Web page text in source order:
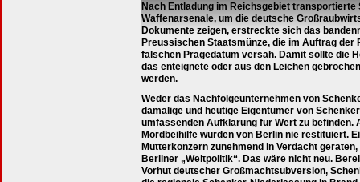
Nach Entladung im Reichsgebiet
Waffenarsenale, um die deutsche
Dokumente zeigen, erstreckte sich das
Preussischen Staatsmünze, die im Auftrag
falschen Prägedatum versah. Damit sollte die
das enteignete oder aus den Leichen
werden.
Weder das Nachfolgeunternehmen von
damalige und heutige Eigentümer von
umfassenden Aufklärung für Wert zu befinden.
Mordbeihilfe wurden von Berlin nie restituiert.
Mutterkonzern zunehmend in Verdacht
Berliner „Weltpolitik“. Das wäre nicht neu.
Vorhut deutscher Großmachtsubversion,